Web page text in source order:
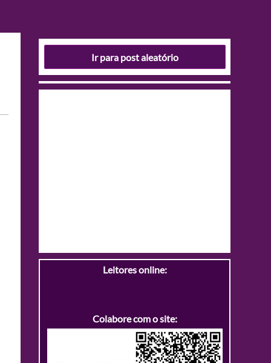
Ir para post aleatório
Leitores online:
Colabore com o site: